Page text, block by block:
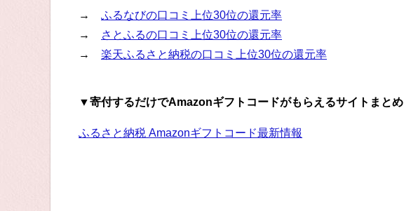
→ ふるなびの口コミ上位30位の還元率
→
さとふるの口コミ上位30位の還元率
→ 楽天ふるさと納税の口コミ上位30位の還元率
▼寄付するだけでAmazonギフトコードがもらえるサイトまとめ
ふるさと納税 Amazonギフトコード最新情報